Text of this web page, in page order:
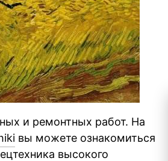
и ремонтных работ. На
вы можете ознакомиться
высокого
/// НОВОСТИ (СМИ) ///